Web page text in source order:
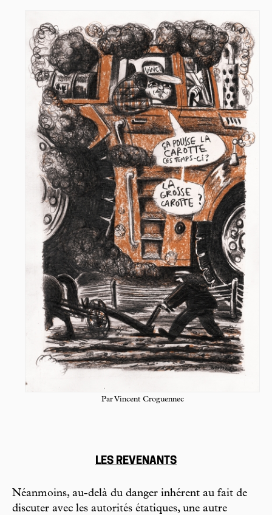
Par Vincent Croguennec
LES REVENANTS
Néanmoins, au-delà du danger inhérent au fait de
discuter avec les autorités étatiques, une autre